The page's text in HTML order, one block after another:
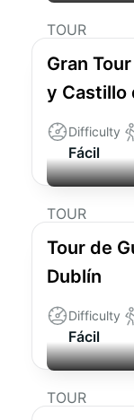
TOUR
Gran
y Castillo
Difficulty
Fácil
TOUR
Tour de
Dublín
Difficulty
Fácil
TOUR